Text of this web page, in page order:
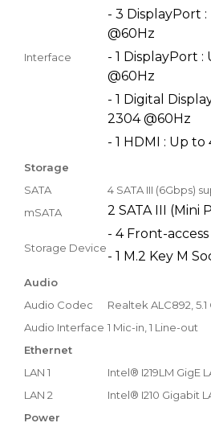
Interface
- 3 DisplayPort
@60Hz
- 1 DisplayPort
@60Hz
- 1 Digital
2304 @60Hz
- 1 HDMI : Up to
Storage
SATA
4 SATA III (6Gbps)
mSATA
2 SATA III (Mini
Storage Device
- 4 Front-
- 1 M.2 Key M
Audio
Audio Codec
Realtek ALC892,
Audio Interface 1 Mic-in, 1 Line-out
Ethernet
LAN 1
Intel® I219LM GigE
LAN 2
Intel® I210 Gigabit
Power